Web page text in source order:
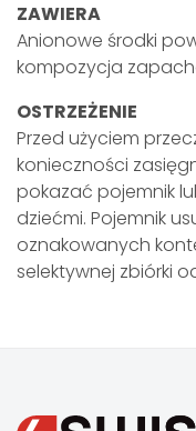
ZAWIERA
Anionowe środki
kompozycja
OSTRZEŻENIE
Przed użyciem
konieczności
pokazać pojemnik
dziećmi. Pojemnik
oznakowanych
selektywnej zbiórki